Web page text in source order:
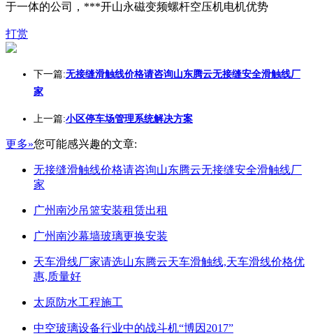
于一体的公司，***开山永磁变频螺杆空压机电机优势
打赏
下一篇:无接缝滑触线价格请咨询山东腾云无接缝安全滑触线厂
家
上一篇:小区停车场管理系统解决方案
更多»您可能感兴趣的文章:
无接缝滑触线价格请咨询山东腾云无接缝安全滑触线厂
家
广州南沙吊篮安装租赁出租
广州南沙幕墙玻璃更换安装
天车滑线厂家请选山东腾云天车滑触线,天车滑线价格优
惠,质量好
太原防水工程施工
中空玻璃设备行业中的战斗机“博因2017”